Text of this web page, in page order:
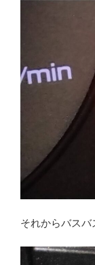
それからバスバ